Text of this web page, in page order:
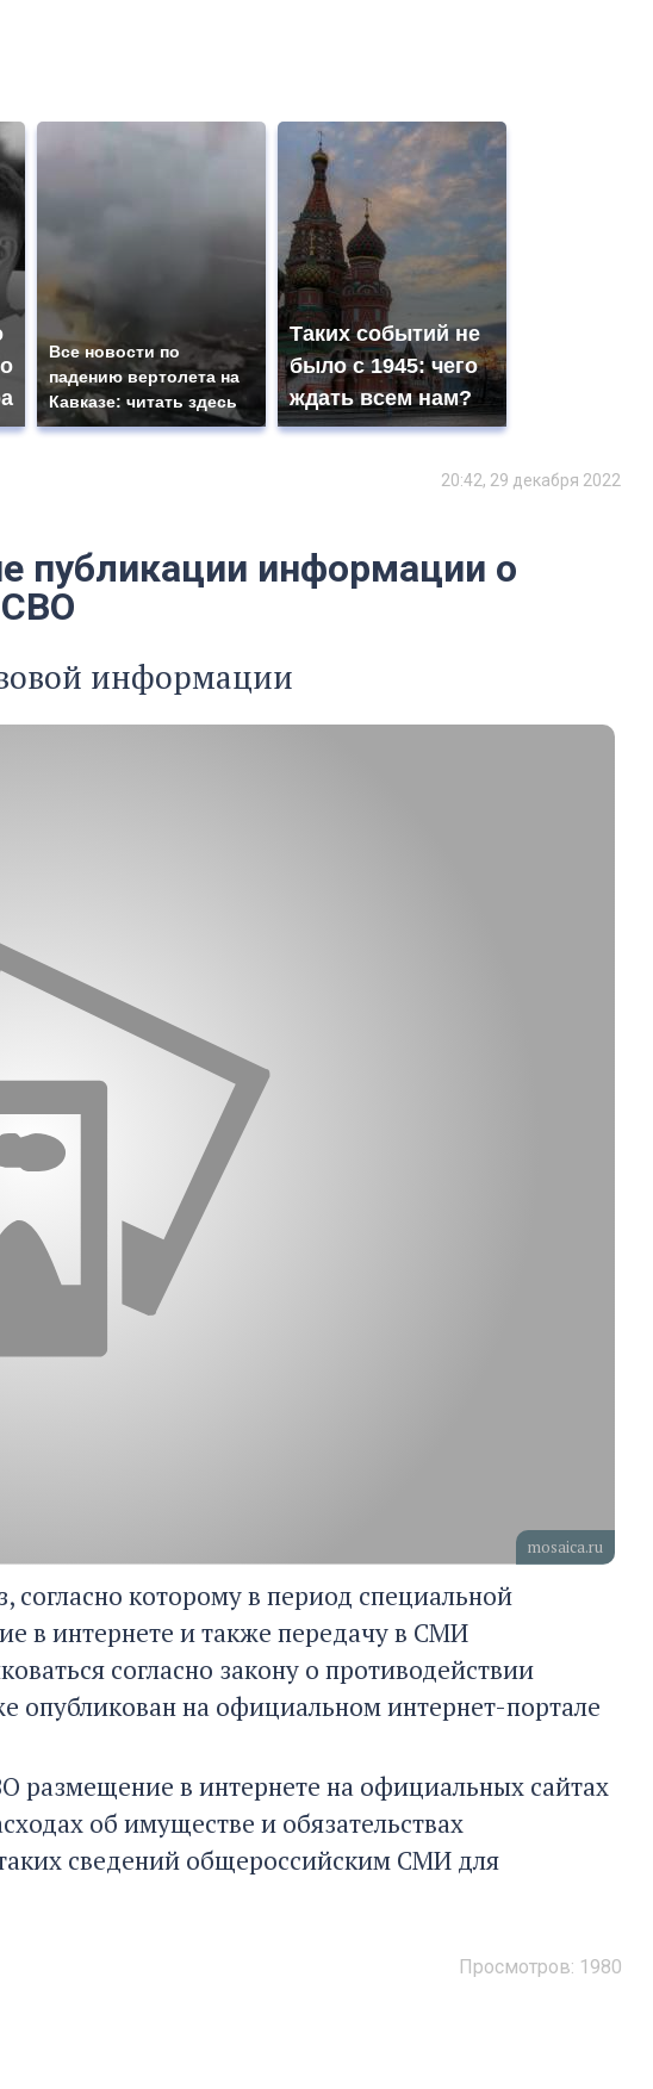
Все новости по
падению вертолета на
Кавказе: читать здесь
Таких событий не
было с 1945: чего
ждать всем нам?
20:42, 29 декабря 2022
публикации информации о
информации
mosaica.ru
согласно которому в период специальной
в интернете и также передачу в СМИ
согласно закону о противодействии
опубликован на официальном интернет-портале
размещение в интернете на официальных сайтах
об имуществе и обязательствах
сведений общероссийским СМИ для
Просмотров: 1980